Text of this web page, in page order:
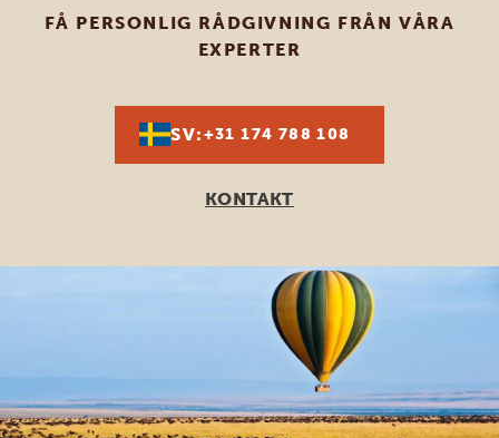
FÅ PERSONLIG RÅDGIVNING FRÅN VÅRA
EXPERTER
SV:+31 174 788 108
KONTAKT